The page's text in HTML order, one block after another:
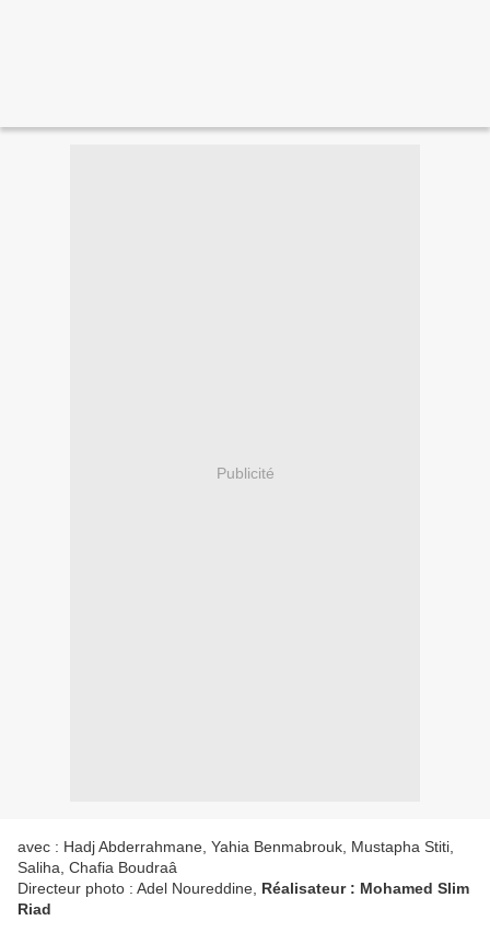
Publicité
avec : Hadj Abderrahmane, Yahia Benmabrouk, Mustapha Stiti,
Saliha, Chafia Boudraâ
Directeur photo : Adel Noureddine, Réalisateur : Mohamed Slim
Riad